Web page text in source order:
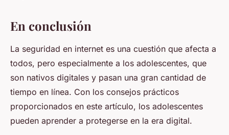
En conclusión
La seguridad en internet es una cuestión que afecta a
todos, pero especialmente a los adolescentes, que
son nativos digitales y pasan una gran cantidad de
tiempo en línea. Con los consejos prácticos
proporcionados en este artículo, los adolescentes
pueden aprender a protegerse en la era digital.